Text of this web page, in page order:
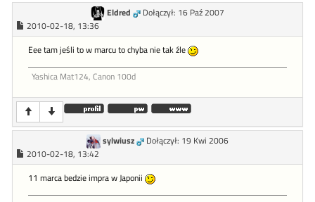
Eldred
Dołączył: 16 Paź 2007
2010-02-18, 13:36
Eee tam jeśli to w marcu to chyba nie tak źle
Yashica Mat124, Canon 100d
sylwiusz
Dołączył: 19 Kwi 2006
2010-02-18, 13:42
11 marca bedzie impra w Japonii